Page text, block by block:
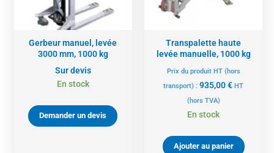
Gerbeur manuel, levée
3000 mm, 1000 kg
Sur devis
En stock
Demander un devis
Transpalette haute
levée manuelle, 1000 kg
Prix du produit HT (hors
transport) :935,00€ HT
(hors TVA)
En stock
Ajouter au panier